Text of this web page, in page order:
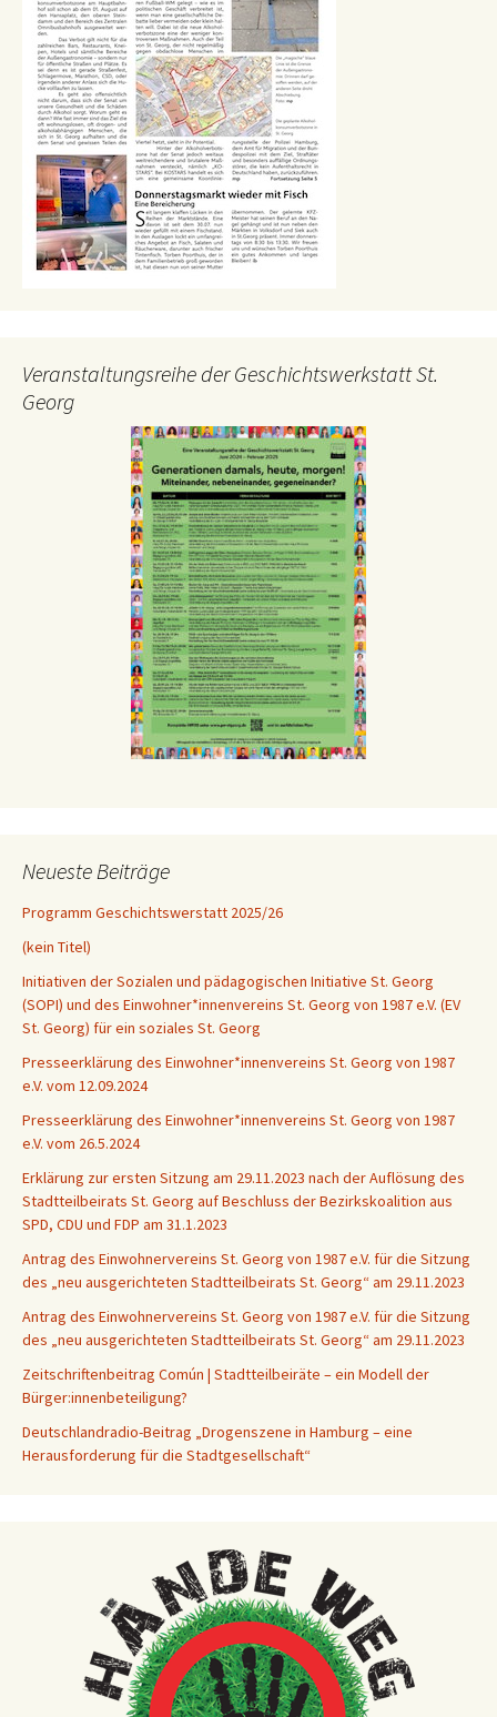
Veranstaltungsreihe der Geschichtswerkstatt St.
Georg
Neueste Beiträge
Programm Geschichtswerstatt 2025/26
(kein Titel)
Initiativen der Sozialen und pädagogischen Initiative St. Georg
(SOPI) und des Einwohner*innenvereins St. Georg von 1987 e.V. (EV
St. Georg) für ein soziales St. Georg
Presseerklärung des Einwohner*innenvereins St. Georg von 1987
e.V. vom 12.09.2024
Presseerklärung des Einwohner*innenvereins St. Georg von 1987
e.V. vom 26.5.2024
Erklärung zur ersten Sitzung am 29.11.2023 nach der Auflösung des
Stadtteilbeirats St. Georg auf Beschluss der Bezirkskoalition aus
SPD, CDU und FDP am 31.1.2023
Antrag des Einwohnervereins St. Georg von 1987 e.V. für die Sitzung
des „neu ausgerichteten Stadtteilbeirats St. Georg“ am 29.11.2023
Antrag des Einwohnervereins St. Georg von 1987 e.V. für die Sitzung
des „neu ausgerichteten Stadtteilbeirats St. Georg“ am 29.11.2023
Zeitschriftenbeitrag Común | Stadtteilbeiräte – ein Modell der
Bürger:innenbeteiligung?
Deutschlandradio-Beitrag „Drogenszene in Hamburg – eine
Herausforderung für die Stadtgesellschaft“